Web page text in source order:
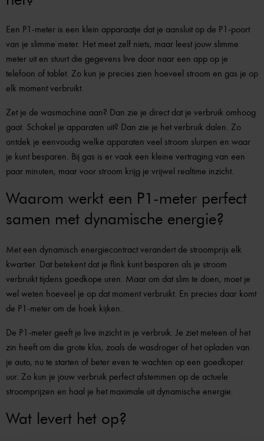
Een P1-meter is een klein apparaatje dat je aansluit op de P1-poort
van je slimme meter. Het meet zelf niets, maar leest jouw slimme
meter uit en stuurt die gegevens live door naar een app op je
telefoon of tablet. Zo kun je precies zien hoeveel stroom en gas je op
elk moment verbruikt.
Zet je de wasmachine aan? Dan zie je direct dat je verbruik omhoog
gaat. Schakel je apparaten uit? Dan zie je het verbruik dalen. Zo
ontdek je eenvoudig welke apparaten veel stroom slurpen en waar
je kunt besparen. Bij gas is er vaak een kleine vertraging van een
paar minuten, maar voor stroom krijg je vrijwel realtime inzicht.
Waarom werkt een P1-meter perfect
samen met dynamische energie?
Met een dynamisch energiecontract verandert de stroomprijs elk
kwartier. Dat betekent dat je flink kunt besparen als je stroom
verbruikt tijdens goedkope uren. Maar om dat slim te doen, moet je
wel weten hoeveel je op dat moment verbruikt. En precies daar komt
de P1-meter om de hoek kijken.
De P1-meter geeft je live inzicht in je verbruik. Je ziet meteen of het
zin heeft om die grote klus, zoals de wasdroger of het opladen van
je auto, nu te starten of beter even te wachten op een goedkoper
uur. Zo kun je jouw verbruik perfect afstemmen op de actuele
stroomprijzen en haal je het maximale uit dynamische energie.
Wat levert het op?